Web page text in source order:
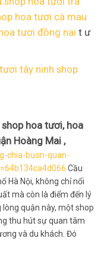
hoa tươi cà mau
tươi đồng nai t ư
tây ninh shop
shop hoa tươi, hoa
Hoàng Mai ,
chia-buon-quan-
Cầu
Hà Nội, không chỉ nổi
mà còn là điểm đến lý
quận này, một shop
thu hút sự quan tâm
và du khách. Đó